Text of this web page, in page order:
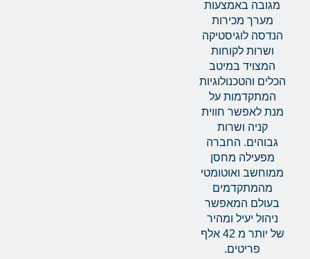
מגובה באמצעות
מערך מכירות
הנדסה לוגיסטיקה
ושרות לקוחות
המצויד במיטב
הכלים והטכנולוגיות
המתקדמות על
מנת לאפשר חווית
קניה ושרות
גבוהים. החברה
מפעילה מחסן
ממוחשב ואוטומטי
מהמתקדמים
בעולם המאפשר
ניהול יעיל ומהיר
של יותר מ 42 אלף
פריטים.